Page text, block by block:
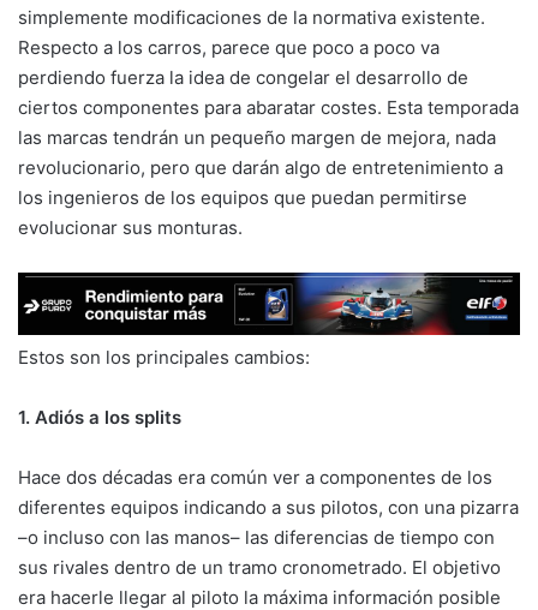
simplemente modificaciones de la normativa existente.
Respecto a los carros, parece que poco a poco va
perdiendo fuerza la idea de congelar el desarrollo de
ciertos componentes para abaratar costes. Esta temporada
las marcas tendrán un pequeño margen de mejora, nada
revolucionario, pero que darán algo de entretenimiento a
los ingenieros de los equipos que puedan permitirse
evolucionar sus monturas.
Estos son los principales cambios:
1. Adiós a los splits
Hace dos décadas era común ver a componentes de los
diferentes equipos indicando a sus pilotos, con una pizarra
–o incluso con las manos– las diferencias de tiempo con
sus rivales dentro de un tramo cronometrado. El objetivo
era hacerle llegar al piloto la máxima información posible